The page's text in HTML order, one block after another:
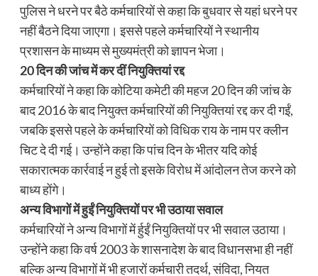
पुलिस ने धरने पर बैठे कर्मचारियों से कहा कि बुधवार से यहां धरने पर
नहीं बैठने दिया जाएगा। इससे पहले कर्मचारियों ने स्थानीय
प्रशासन के माध्यम से मुख्यमंत्री को ज्ञापन भेजा।
20 दिन की जांच में कर दीं नियुक्तियां रद्द
कर्मचारियों ने कहा कि कोटिया कमेटी की महज 20 दिन की जांच के
बाद 2016 के बाद नियुक्त कर्मचारियों की नियुक्तियां रद्द कर दी गईं,
जबकि इससे पहले के कर्मचारियों को विधिक राय के नाम पर क्लीन
चिट दे दी गई। उन्होंने कहा कि पांच दिन के भीतर यदि कोई
सकारात्मक कार्रवाई न हुई तो इसके विरोध में आंदोलन तेज करने को
बाध्य होंगे।
अन्य विभागों में हुईं नियुक्तियों पर भी उठाया सवाल
कर्मचारियों ने अन्य विभागों में र्हुईं नियुक्तियों पर भी सवाल उठाया।
उन्होंने कहा कि वर्ष 2003 के शासनादेश के बाद विधानसभा ही नहीं
बल्कि अन्य विभागों में भी हजारों कर्मचारी तदर्थ, संविदा, नियत